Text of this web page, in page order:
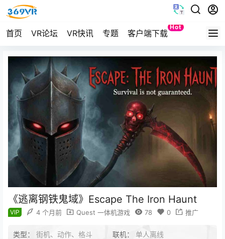
首页 VR论坛 VR快讯 专题 客户端下载
Hot
Quest
《逃离钢铁鬼域》Escape The Iron Haunt
VIP 4 个月前 Quest 一体机游戏 78 0 推广
类型： 街机、动作、格斗 联机： 单人离线